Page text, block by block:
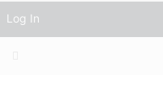
Log In